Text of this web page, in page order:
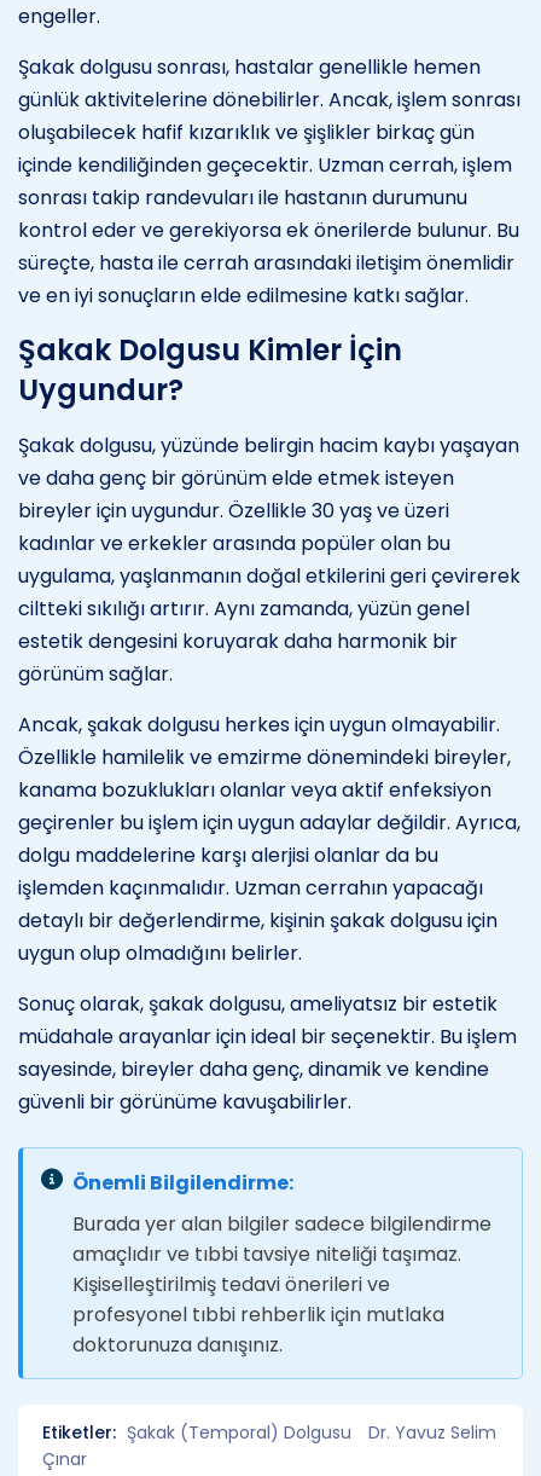
engeller.
Şakak dolgusu sonrası, hastalar genellikle hemen
günlük aktivitelerine dönebilirler. Ancak, işlem sonrası
oluşabilecek hafif kızarıklık ve şişlikler birkaç gün
içinde kendiliğinden geçecektir. Uzman cerrah, işlem
sonrası takip randevuları ile hastanın durumunu
kontrol eder ve gerekiyorsa ek önerilerde bulunur. Bu
süreçte, hasta ile cerrah arasındaki iletişim önemlidir
ve en iyi sonuçların elde edilmesine katkı sağlar.
Şakak Dolgusu Kimler İçin
Uygundur?
Şakak dolgusu, yüzünde belirgin hacim kaybı yaşayan
ve daha genç bir görünüm elde etmek isteyen
bireyler için uygundur. Özellikle 30 yaş ve üzeri
kadınlar ve erkekler arasında popüler olan bu
uygulama, yaşlanmanın doğal etkilerini geri çevirerek
ciltteki sıkılığı artırır. Aynı zamanda, yüzün genel
estetik dengesini koruyarak daha harmonik bir
görünüm sağlar.
Ancak, şakak dolgusu herkes için uygun olmayabilir.
Özellikle hamilelik ve emzirme dönemindeki bireyler,
kanama bozuklukları olanlar veya aktif enfeksiyon
geçirenler bu işlem için uygun adaylar değildir. Ayrıca,
dolgu maddelerine karşı alerjisi olanlar da bu
işlemden kaçınmalıdır. Uzman cerrahın yapacağı
detaylı bir değerlendirme, kişinin şakak dolgusu için
uygun olup olmadığını belirler.
Sonuç olarak, şakak dolgusu, ameliyatsız bir estetik
müdahale arayanlar için ideal bir seçenektir. Bu işlem
sayesinde, bireyler daha genç, dinamik ve kendine
güvenli bir görünüme kavuşabilirler.
Önemli Bilgilendirme:
Burada yer alan bilgiler sadece bilgilendirme
amaçlıdır ve tıbbi tavsiye niteliği taşımaz.
Kişiselleştirilmiş tedavi önerileri ve
profesyonel tıbbi rehberlik için mutlaka
doktorunuza danışınız.
Etiketler: Şakak (Temporal) Dolgusu
Dr. Yavuz Selim
Çınar